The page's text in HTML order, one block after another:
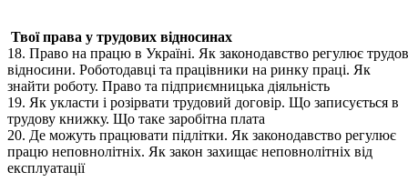
Твої права у трудових відносинах
18. Право на працю в Україні. Як законодавство регулює
відносини. Роботодавці та працівники на ринку праці. Як
знайти роботу. Право та підприємницька діяльність
19. Як укласти і розірвати трудовий договір. Що записується в
трудову книжку. Що таке заробітна плата
20. Де можуть працювати підлітки. Як законодавство регулює
працю неповнолітніх. Як закон захищає неповнолітніх від
експлуатації